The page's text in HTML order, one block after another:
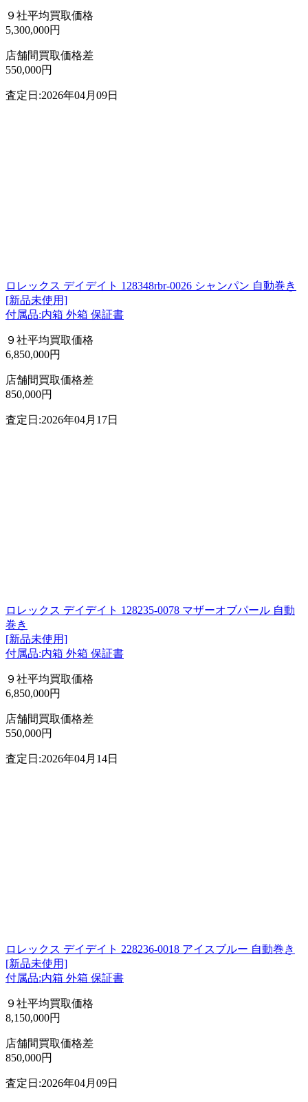
９社平均買取価格
5,300,000円
店舗間買取価格差
550,000円
査定日:2026年04月09日
ロレックス デイデイト 128348rbr-0026 シャンパン 自動巻き
[新品未使用]
付属品:内箱 外箱 保証書
９社平均買取価格
6,850,000円
店舗間買取価格差
850,000円
査定日:2026年04月17日
ロレックス デイデイト 128235-0078 マザーオブパール 自動
巻き
[新品未使用]
付属品:内箱 外箱 保証書
９社平均買取価格
6,850,000円
店舗間買取価格差
550,000円
査定日:2026年04月14日
ロレックス デイデイト 228236-0018 アイスブルー 自動巻き
[新品未使用]
付属品:内箱 外箱 保証書
９社平均買取価格
8,150,000円
店舗間買取価格差
850,000円
査定日:2026年04月09日